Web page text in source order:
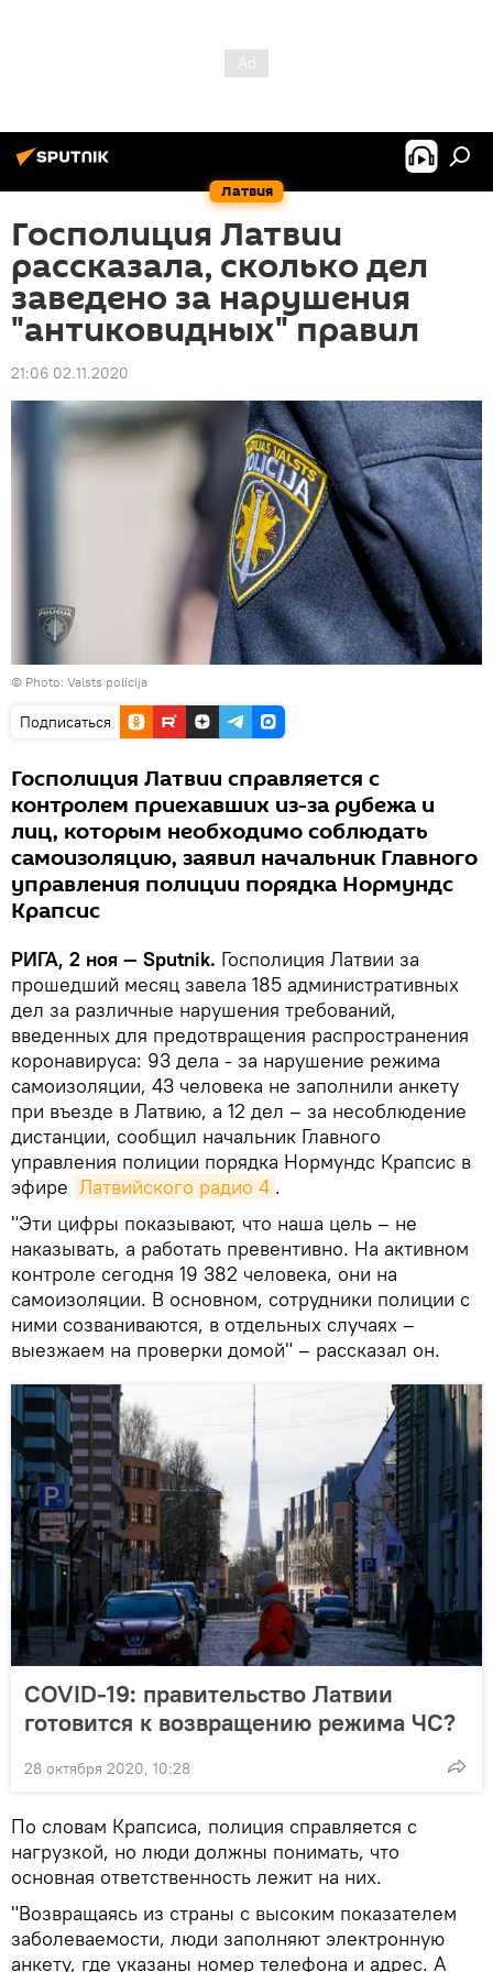
Латвия
Госполиция Латвии
рассказала, сколько дел
заведено за нарушения
"антиковидных" правил
21:06 02.11.2020
© Photo: Valsts policija
Подписаться
Госполиция Латвии справляется с
контролем приехавших из-за рубежа и
лиц, которым необходимо соблюдать
самоизоляцию, заявил начальник Главного
управления полиции порядка Нормундс
Крапсис
РИГА, 2 ноя — Sputnik. Госполиция Латвии за
прошедший месяц завела 185 административных
дел за различные нарушения требований,
введенных для предотвращения распространения
коронавируса: 93 дела - за нарушение режима
самоизоляции, 43 человека не заполнили анкету
при въезде в Латвию, а 12 дел – за несоблюдение
дистанции, сообщил начальник Главного
управления полиции порядка Нормундс Крапсис в
эфире Латвийского радио 4 .
"Эти цифры показывают, что наша цель – не
наказывать, а работать превентивно. На активном
контроле сегодня 19 382 человека, они на
самоизоляции. В основном, сотрудники полиции с
ними созваниваются, в отдельных случаях –
выезжаем на проверки домой" – рассказал он.
COVID-19: правительство Латвии
готовится к возвращению режима ЧС?
28 октября 2020, 10:28
По словам Крапсиса, полиция справляется с
нагрузкой, но люди должны понимать, что
основная ответственность лежит на них.
"Возвращаясь из страны с высоким показателем
заболеваемости, люди заполняют электронную
анкету, где указаны номер телефона и адрес. А